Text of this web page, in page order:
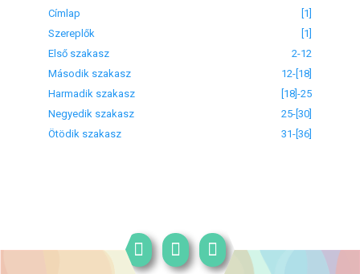
Címlap
[1]
Szereplők
[1]
Első szakasz
2-12
Második szakasz
12-[18]
Harmadik szakasz
[18]-25
Negyedik szakasz
25-[30]
Ötödik szakasz
31-[36]